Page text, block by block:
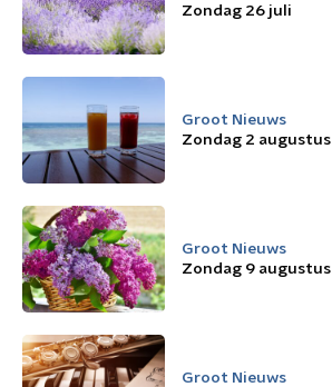
Zondag 26 juli
Groot Nieuws
Zondag 2 augustus
Groot Nieuws
Zondag 9 augustus
Groot Nieuws